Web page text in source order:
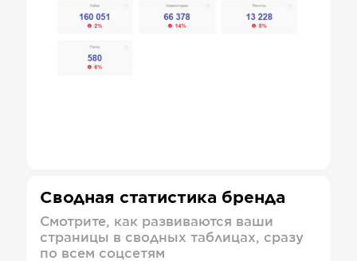
Сводная статистика бренда
Смотрите, как развиваются ваши
страницы в сводных таблицах, сразу
по всем соцсетям